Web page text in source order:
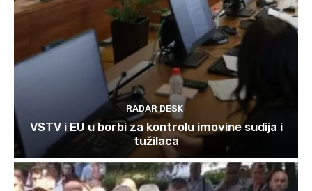
RADAR DESK
VSTV i EU u borbi za kontrolu imovine sudija i
tužilaca